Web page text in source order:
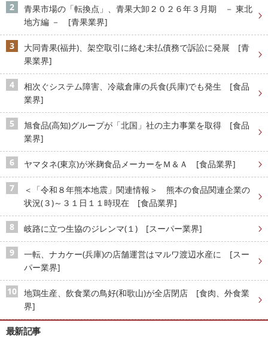
青果市場の「転換点」、青果大卸２０２６年３月期 － 東北
地方編 － [青果業界]
大同青果(福井)、架空取引に絡む未払債務で訴訟に発展 [青
果業界]
相次ぐシステム障害、冷蔵倉庫の兵食(兵庫)でも発生 [食品
業界]
旭食品(高知)グループが「北国」社の主力事業を取得 [食品
業界]
ヤマタネ(東京)が米麹食品メーカーをＭ＆Ａ [食品業界]
＜「令和８年熊本地震」関連情報＞ 熊本の食品関連企業の
状況(３)～３１日１１時現在 [食品業界]
岐路に立つ生協のジレンマ(１) [スーパー業界]
一転、ナカケー(兵庫)の店舗運営はマルワ渡辺水産に [スー
パー業界]
地鶏生産、飲食業の鳥好(和歌山)が全店閉店 [食肉、外食業
界]
最新記事